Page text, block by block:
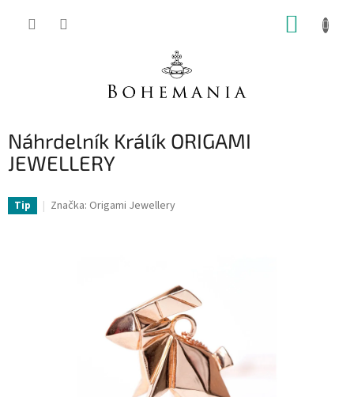
Náhrdelník Králík ORIGAMI
JEWELLERY
Tip Značka: Origami Jewellery